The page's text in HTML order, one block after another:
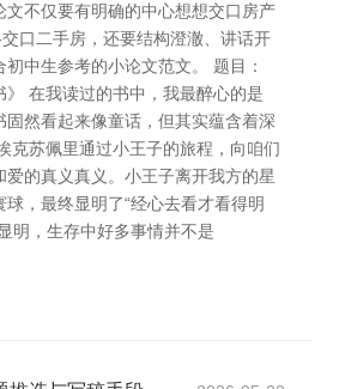
文不仅要有明确的中心想想交口房产
口二手房，还要结构澄澈、讲话开
中生参考的小论文范文。 题目：
》 在我读过的书中，我最醉心的是
固然看起来像童话，但其实蕴含着深
克苏佩里通过小王子的旅程，向咱们
爱的真义真义。小王子离开我方的星
，最终显明了“经心去看才看得明
明，生存中好多事情并不是